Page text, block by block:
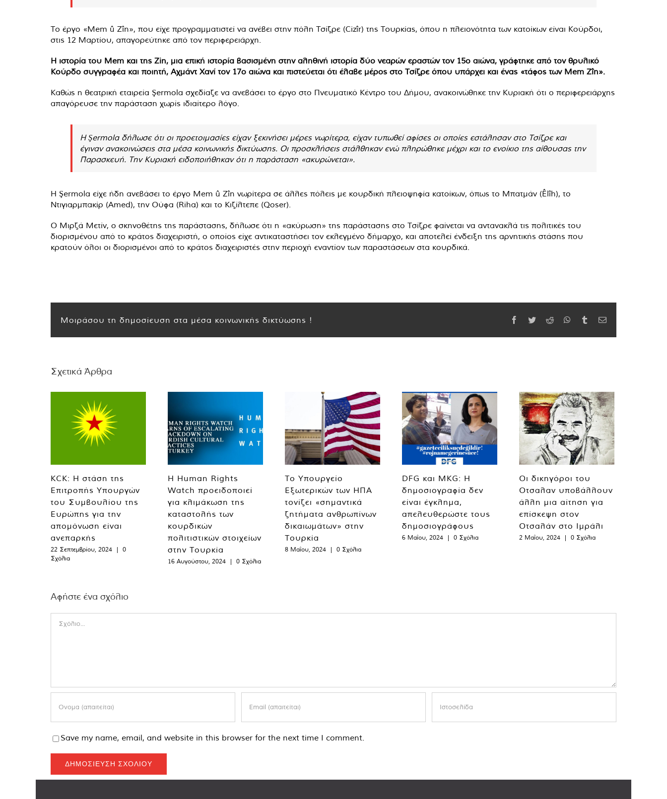
Το έργο «Mem û Zîn», που είχε προγραμματιστεί να ανέβει στην πόλη Τσίζρε (Cizîr) της Τουρκίας, όπου η πλειονότητα των κατοίκων είναι Κούρδοι,
στις 12 Μαρτίου, απαγορεύτηκε από τον περιφερειάρχη.
Η ιστορία του Mem και της Zin, μια επική ιστορία βασισμένη στην αληθινή ιστορία δύο νεαρών εραστών τον 15ο αιώνα, γράφτηκε από τον θρυλικό
Κούρδο συγγραφέα και ποιητή, Αχμάντ Χανί τον 17ο αιώνα και πιστεύεται ότι έλαβε μέρος στο Τσίζρε όπου υπάρχει και ένας «τάφος των Mem Zîn».
Καθώς η θεατρική εταιρεία Şermola σχεδίαζε να ανεβάσει το έργο στο Πνευματικό Κέντρο του Δήμου, ανακοινώθηκε την Κυριακή ότι ο περιφερειάρχης
απαγόρευσε την παράσταση χωρίς ιδιαίτερο λόγο.
Η Şermola δήλωσε ότι οι προετοιμασίες είχαν ξεκινήσει μέρες νωρίτερα, είχαν τυπωθεί αφίσες οι οποίες εστάλησαν στο Τσίζρε και
έγιναν ανακοινώσεις στα μέσα κοινωνικής δικτύωσης. Οι προσκλήσεις στάλθηκαν ενώ πληρώθηκε μέχρι και το ενοίκιο της αίθουσας την
Παρασκευή. Την Κυριακή ειδοποιήθηκαν ότι η παράσταση «ακυρώνεται».
Η Şermola είχε ήδη ανεβάσει το έργο Mem û Zîn νωρίτερα σε άλλες πόλεις με κουρδική πλειοψηφία κατοίκων, όπως το Μπατμάν (Êlîh), το
Ντιγιαρμπακίρ (Amed), την Ούφα (Riha) και το Κιζίλτεπε (Qoser).
Ο Μιρζά Μετίν, ο σκηνοθέτης της παράστασης, δήλωσε ότι η «ακύρωση» της παράστασης στο Τσίζρε φαίνεται να αντανακλά τις πολιτικές του
διορισμένου από το κράτος διαχειριστή, ο οποίος είχε αντικαταστήσει τον εκλεγμένο δήμαρχο, και αποτελεί ένδειξη της αρνητικής στάσης που
κρατούν όλοι οι διορισμένοι από το κράτος διαχειριστές στην περιοχή εναντίον των παραστάσεων στα κουρδικά.
Μοιράσου τη δημοσίευση στα μέσα κοινωνικής δικτύωσης ! Facebook
TwitterReddit WhatsApp
TumblrEmail
Σχετικά Άρθρα
KCK: Η στάση της
Επιτροπής Υπουργών
του Συμβουλίου της
Ευρώπης για την
απομόνωση είναι
ανεπαρκής
22 Σεπτεμβρίου, 2024 |
0
Σχόλια
Η Human Rights
Watch προειδοποιεί
για κλιμάκωση της
καταστολής των
κουρδικών
πολιτιστικών στοιχείων
στην Τουρκία
16 Αυγούστου, 2024 | 0 Σχόλια
Το Υπουργείο
Εξωτερικών των ΗΠΑ
τονίζει «σημαντικά
ζητήματα ανθρωπίνων
δικαιωμάτων» στην
Τουρκία
8 Μαΐου, 2024 | 0 Σχόλια
DFG και MKG: Η
δημοσιογραφία δεν
είναι έγκλημα,
απελευθερώστε τους
δημοσιογράφους
6 Μαΐου, 2024 | 0 Σχόλια
Οι δικηγόροι του
Οτσαλαν υποβάλλουν
άλλη μια αίτηση για
επίσκεψη στον
Οτσαλάν στο Ιμράλι
2 Μαΐου, 2024 | 0 Σχόλια
Αφήστε ένα σχόλιο
Save my name, email, and website in this browser for the next time I comment.